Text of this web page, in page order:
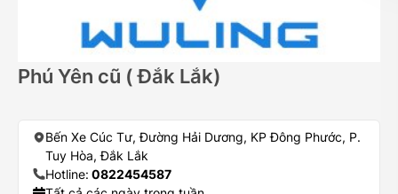
Phú Yên cũ ( Đắk Lắk)
Bến Xe Cúc Tư, Đường Hải Dương, KP Đông Phước, P.
Tuy Hòa, Đắk Lắk
Hotline: 0822454587